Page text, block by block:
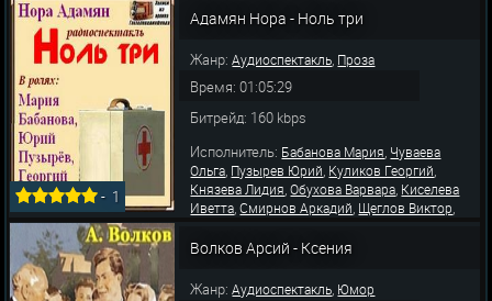
Кононенко Елена ,Лекарев Валерий
- 1
Адамян Нора - Ноль три
Жанр:Аудиоспектакль, Проза
Время: 01:05:29
Битрейд: 160 kbps
Исполнитель: Бабанова Мария, Чуваева
Ольга, Пузырев Юрий, Куликов Георгий,
Князева Лидия,Обухова Варвара, Киселева
Иветта,Смирнов Аркадий, Щеглов Виктор,
Кононенко Елена ,Лекарев Валерий
Волков Арсий - Ксения
Жанр:Аудиоспектакль, Юмор